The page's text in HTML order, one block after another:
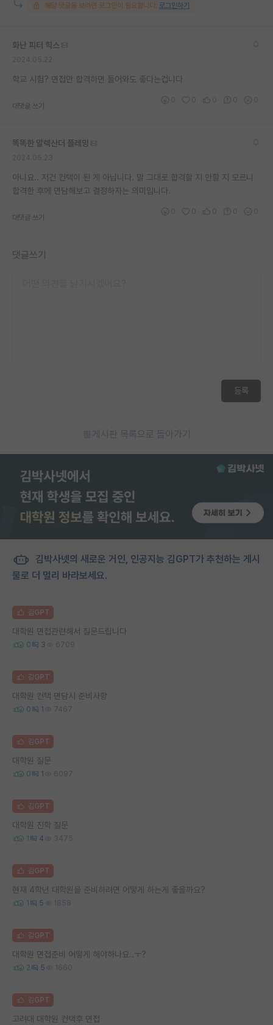
해당 댓글을 보려면 로그인이 필요합니다. 로그인하기
화난 피터 힉스
학교 시험? 면접만 합격하면 들어와도 좋다는겁니다
대댓글 쓰기
똑똑한 알렉산더 플레밍
아니요.. 저건 컨택이 된 게 아닙니다. 말 그대로 합격할 지 안할 지 모르니
합격한 후에 면담해보고 결정하자는 의미입니다.
대댓글 쓰기
댓글쓰기
등록
게시판 목록으로 돌아가기
김박사넷의 새로운 거인, 인공지능 김GPT가 추천하는 게시
물로 더 멀리 바라보세요.
김GPT
대학원 면접관련해서 질문드립니다
0 3 6709
김GPT
대학원 컨택 면담시 준비사항
0 1 7467
김GPT
대학원 질문
0 1 6097
김GPT
대학원 진학 질문
1 4 3475
김GPT
현재 4학년 대학원을 준비하려면 어떻게 하는게 좋을까요?
1 5 1858
김GPT
대학원 면접준비 어떻게 해야하나요..ㅜ?
2 5 1660
김GPT
고려대 대학원 컨택후 면접